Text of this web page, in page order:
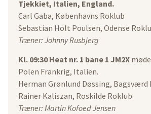
Tjekkiet, Italien, England.
Carl Gaba, Københavns Roklub
Sebastian Holt Poulsen, Odense
Træner: Johnny Rusbjerg
Kl. 09:30 Heat nr. 1 bane 1 JM2X
Polen Frankrig, Italien.
Herman Grønlund Døssing, Bagsværd
Rainer Kaliszan, Roskilde Roklub
Træner: Martin Kofoed Jensen